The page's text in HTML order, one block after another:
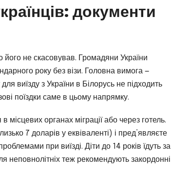
документи
його не скасовував. Громадяни України
року без візи. Головна вимога —
виїзду з України в Білорусь не підходить
поїздки саме в цьому напрямку.
органах міграції або через готель.
7 доларів у еквіваленті) і пред’являєте
при виїзді. Діти до 14 років їдуть за
неповнолітніх теж рекомендують закордонні